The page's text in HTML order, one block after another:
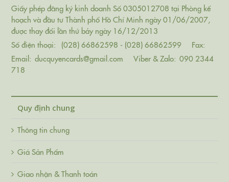
Giấy phép đăng ký kinh doanh Số 0305012708 tại Phòng kế
hoạch và đầu tư Thành phố Hồ Chí Minh ngày 01/06/2007,
được thay đổi lần thứ bảy ngày 16/12/2013
Số điện thoại:
(028) 66862598 - (028) 66862599
Fax:
Email: ducquyencards@gmail.com Viber & Zalo: 090 2344
718
Quy định chung
Thông tin chung
Giá Sản Phẩm
Giao nhận & Thanh toán